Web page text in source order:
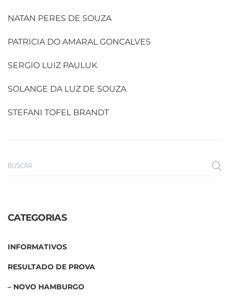
NATAN PERES DE SOUZA
PATRICIA DO AMARAL GONCALVES
SERGIO LUIZ PAULUK
SOLANGE DA LUZ DE SOUZA
STEFANI TOFEL BRANDT
CATEGORIAS
INFORMATIVOS
RESULTADO DE PROVA
– NOVO HAMBURGO